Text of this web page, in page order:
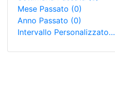
Mese Passato (0)
Anno Passato (0)
Intervallo Personalizzato…